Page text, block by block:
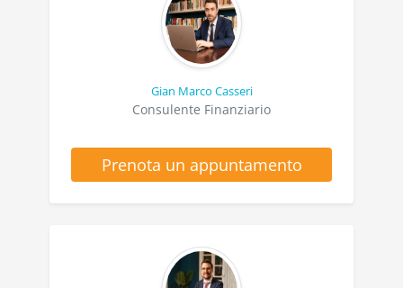
Gian Marco Casseri
Consulente Finanziario
Prenota un appuntamento